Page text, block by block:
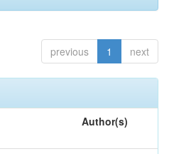
previous 1 next
Author(s)